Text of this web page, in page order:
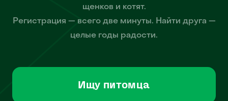
щенков и котят.
Регистрация — всего две минуты. Найти друга —
целые годы радости.
Ищу питомца